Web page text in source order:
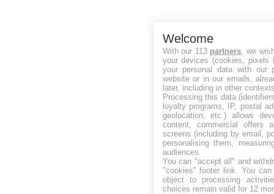
Welcome
With our 113 partners , we
your devices (cookies, pixels
your personal data with our
website or in our emails,
later, including in other
Processing this data
loyalty programs, IP, postal
geolocation, etc.) allows
content, commercial offers
screens (including by email,
personalising them,
audiences.
You can "accept all" and
"cookies" footer link . You
object to processing
choices remain valid for 12